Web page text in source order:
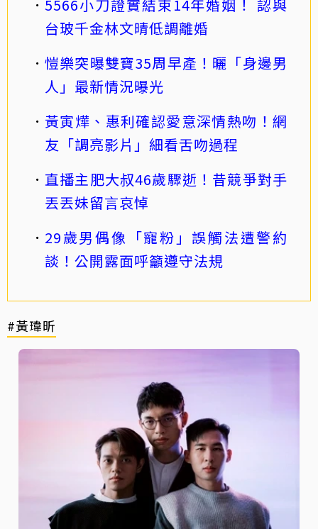
5566小刀證實結束14年婚姻！ 認與
台玻千金林文晴低調離婚
愷樂突曝雙寶35周早產！曬「身邊男
人」最新情況曝光
黃寅燁、惠利確認愛意深情熱吻！網
友「調亮影片」細看舌吻過程
直播主肥大叔46歲驟逝！昔競爭對手
丟丟妹留言哀悼
29歲男偶像「寵粉」誤觸法遭警約
談！公開露面呼籲遵守法規
#黃瑋昕